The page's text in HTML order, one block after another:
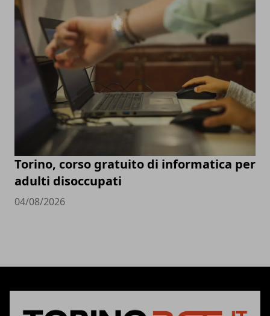
Torino, corso gratuito di informatica per
adulti disoccupati
04/08/2026